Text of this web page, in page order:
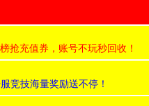
抢充值券，账号不玩秒回收！
竞技海量奖励送不停！